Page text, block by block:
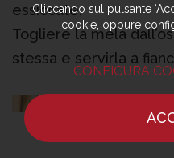
essiccate.
Togliere la mela
stessa e servirla a
Cliccando sul pulsante
cookie, oppure
CONFIGURA